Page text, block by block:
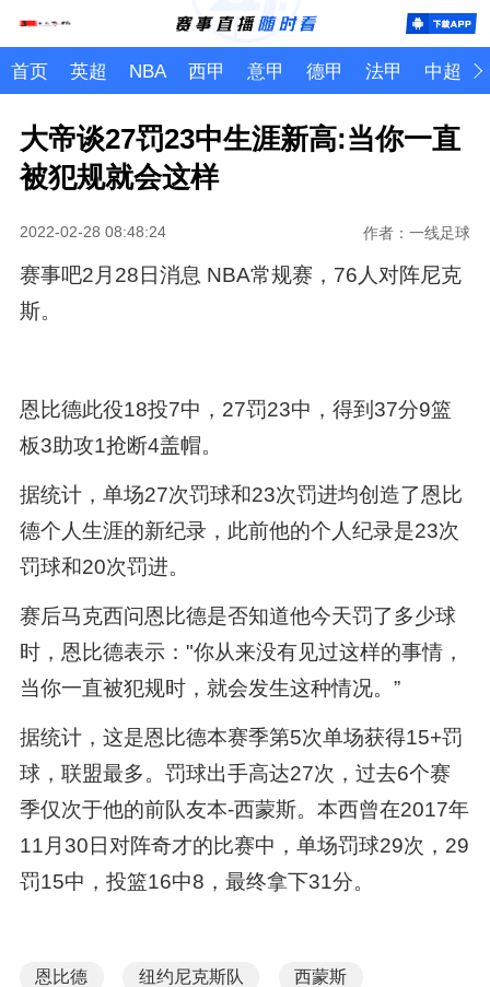
首页 英超 NBA 西甲 意甲 德甲 法甲 中超
大帝谈27罚23中生涯新高:当你一直
被犯规就会这样
2022-02-28 08:48:24 作者：一线足球
赛事吧2月28日消息 NBA常规赛，76人对阵尼克
斯。
恩比德此役18投7中，27罚23中，得到37分9篮
板3助攻1抢断4盖帽。
据统计，单场27次罚球和23次罚进均创造了恩比
德个人生涯的新纪录，此前他的个人纪录是23次
罚球和20次罚进。
赛后马克西问恩比德是否知道他今天罚了多少球
时，恩比德表示："你从来没有见过这样的事情，
当你一直被犯规时，就会发生这种情况。”
据统计，这是恩比德本赛季第5次单场获得15+罚
球，联盟最多。罚球出手高达27次，过去6个赛
季仅次于他的前队友本-西蒙斯。本西曾在2017年
11月30日对阵奇才的比赛中，单场罚球29次，29
罚15中，投篮16中8，最终拿下31分。
恩比德 纽约尼克斯队 西蒙斯